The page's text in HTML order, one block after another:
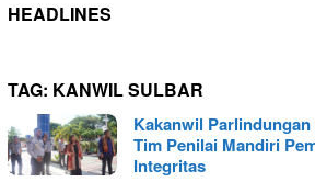
HEADLINES
TAG: KANWIL SULBAR
Kakanwil
Tim Penilai Mandiri
Integritas